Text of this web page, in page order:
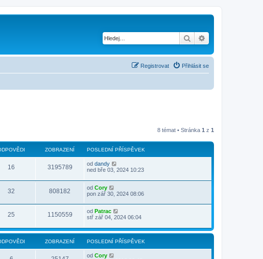
Hledat
Přihlásit se
Registrovat
8 témat • Stránka 1 z 1
ZOBRAZENÍ POSLEDNÍ PŘÍSPĚVEK
16 3195789 od dandy
ned bře 03, 2024 10:23
32 808182 od Cory
pon zář 30, 2024 08:06
25 1150559 od Patrac
stř zář 04, 2024 06:04
ZOBRAZENÍ POSLEDNÍ PŘÍSPĚVEK
od Cory